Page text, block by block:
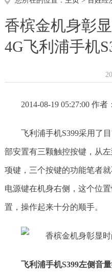
香槟金机身彰
4G飞利浦手机
2014-08-19 05:27:00 作者
飞利浦手机S399采用了
部安置有三颗触控按键，从
项键，三个按键的功能笔者
电源键在机身右侧，这个位
置，操作起来十分的顺手。
飞利浦手机S399左侧音